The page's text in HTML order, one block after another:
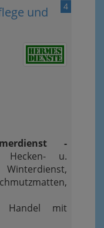
4
und
-
Hecken- u.
Handel mit